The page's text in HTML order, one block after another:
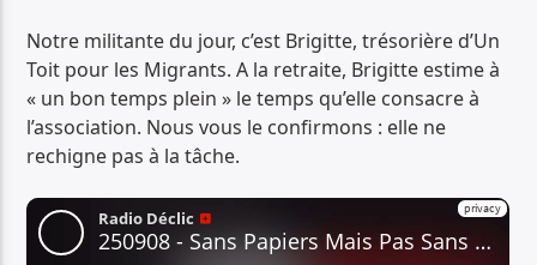
Radio Déclic
Notre militante du jour, c’est Brigitte, trésorière d’Un
Toit pour les Migrants. A la retraite, Brigitte estime à
« un bon temps plein » le temps qu’elle consacre à
l’association. Nous vous le confirmons : elle ne
rechigne pas à la tâche.